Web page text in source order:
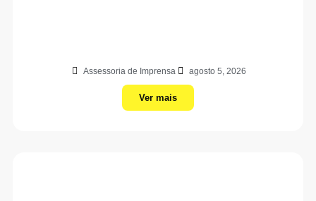
Assessoria de Imprensa agosto 5, 2026
Ver mais